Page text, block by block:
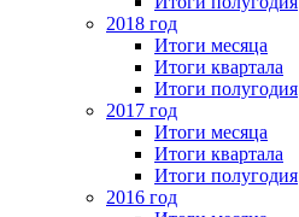
2018 год
Итоги месяца
Итоги квартала
Итоги полугодия
2017 год
Итоги месяца
Итоги квартала
Итоги полугодия
2016 год